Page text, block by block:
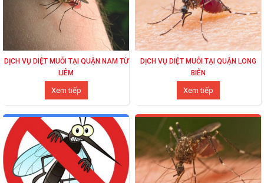
DỊCH VỤ DIỆT MUỖI TẠI QUẬN NAM TỪ
LIÊM
Xem tiếp
DỊCH VỤ DIỆT MUỖI TẠI QUẬN LONG
BIÊN
Xem tiếp